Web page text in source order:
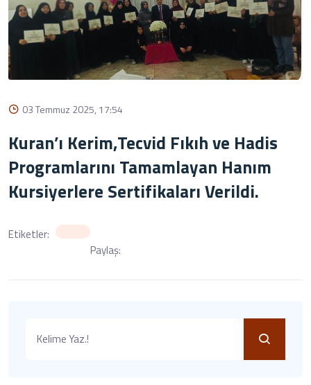
03 Temmuz 2025, 17:54
Kuran’ı Kerim,Tecvid Fıkıh ve Hadis
Programlarını Tamamlayan Hanım
Kursiyerlere Sertifikaları Verildi.
Etiketler:
Paylaş: